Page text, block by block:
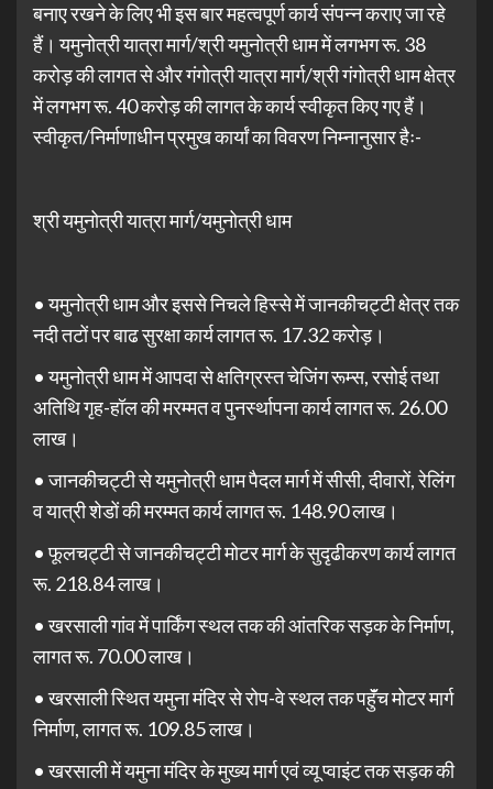
बनाए रखने के लिए भी इस बार महत्वपूर्ण कार्य संपन्न कराए जा रहे
हैं। यमुनोत्री यात्रा मार्ग/श्री यमुनोत्री धाम में लगभग रू. 38
करोड़ की लागत से और गंगोत्री यात्रा मार्ग/श्री गंगोत्री धाम क्षेत्र
में लगभग रू. 40 करोड़ की लागत के कार्य स्वीकृत किए गए हैं।
स्वीकृत/निर्माणाधीन प्रमुख कार्यां का विवरण निम्नानुसार हैः-
श्री यमुनोत्री यात्रा मार्ग/यमुनोत्री धाम
• यमुनोत्री धाम और इससे निचले हिस्से में जानकीचट्टी क्षेत्र तक
नदी तटों पर बाढ सुरक्षा कार्य लागत रू. 17.32 करोड़।
• यमुनोत्री धाम में आपदा से क्षतिग्रस्त चेजिंग रूम्स, रसोई तथा
अतिथि गृह-हॉल की मरम्मत व पुनर्स्थापना कार्य लागत रू. 26.00
लाख।
• जानकीचट्टी से यमुनोत्री धाम पैदल मार्ग में सीसी, दीवारों, रेलिंग
व यात्री शेडों की मरम्मत कार्य लागत रू. 148.90 लाख।
• फूलचट्टी से जानकीचट्टी मोटर मार्ग के सुदृढीकरण कार्य लागत
रू. 218.84 लाख।
• खरसाली गांव में पार्किंग स्थल तक की आंतरिक सड़क के निर्माण,
लागत रू. 70.00 लाख।
• खरसाली स्थित यमुना मंदिर से रोप-वे स्थल तक पहॅॅुंच मोटर मार्ग
निर्माण, लागत रू. 109.85 लाख।
• खरसाली में यमुना मंदिर के मुख्य मार्ग एवं व्यू प्वाइंट तक सड़क की